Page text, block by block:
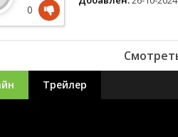
0
Трейлер